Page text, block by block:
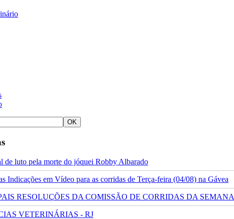
de luto pela morte do jóquei Robby Albarado
Indicações em Vídeo para as corridas de Terça-feira (04/08) na Gávea
RESOLUÇÕES DA COMISSÃO DE CORRIDAS DA SEMANA
VETERINÁRIAS - RJ